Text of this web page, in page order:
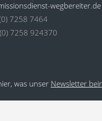
wegbereiter.de
7258 7464
7258 924370
was unser Newsletter